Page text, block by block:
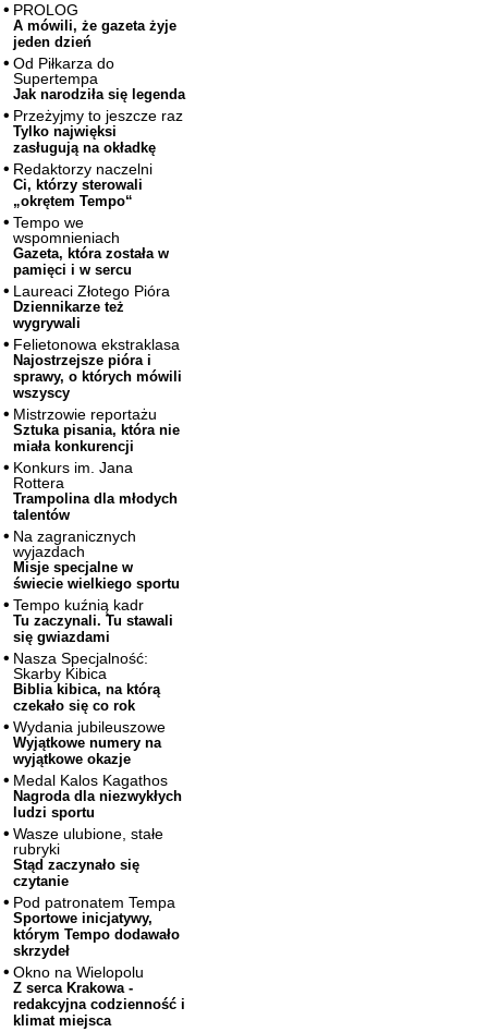
PROLOG
A mówili, że gazeta żyje
jeden dzień
Od Piłkarza do
Supertempa
Jak narodziła się legenda
Przeżyjmy to jeszcze raz
Tylko najwięksi
zasługują na okładkę
Redaktorzy naczelni
Ci, którzy sterowali
„okrętem Tempo“
Tempo we
wspomnieniach
Gazeta, która została w
pamięci i w sercu
Laureaci Złotego Pióra
Dziennikarze też
wygrywali
Felietonowa ekstraklasa
Najostrzejsze pióra i
sprawy, o których mówili
wszyscy
Mistrzowie reportażu
Sztuka pisania, która nie
miała konkurencji
Konkurs im. Jana
Rottera
Trampolina dla młodych
talentów
Na zagranicznych
wyjazdach
Misje specjalne w
świecie wielkiego sportu
Tempo kuźnią kadr
Tu zaczynali. Tu stawali
się gwiazdami
Nasza Specjalność:
Skarby Kibica
Biblia kibica, na którą
czekało się co rok
Wydania jubileuszowe
Wyjątkowe numery na
wyjątkowe okazje
Medal Kalos Kagathos
Nagroda dla niezwykłych
ludzi sportu
Wasze ulubione, stałe
rubryki
Stąd zaczynało się
czytanie
Pod patronatem Tempa
Sportowe inicjatywy,
którym Tempo dodawało
skrzydeł
Okno na Wielopolu
Z serca Krakowa -
redakcyjna codzienność i
klimat miejsca